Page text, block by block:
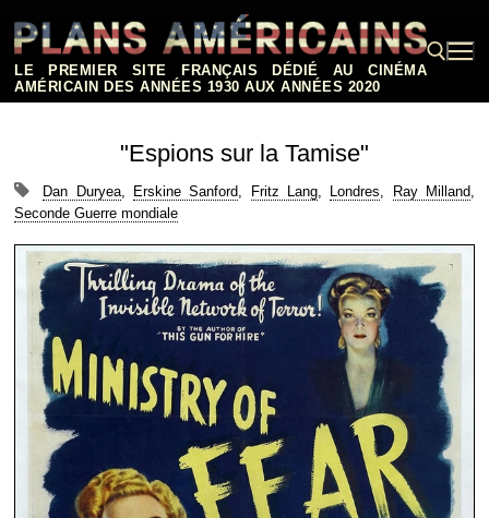
contenu
LE PREMIER SITE FRANÇAIS DÉDIÉ AU CINÉMA
AMÉRICAIN DES ANNÉES 1930 AUX ANNÉES 2020
"Espions sur la Tamise"
Dan Duryea, Erskine Sanford, Fritz Lang, Londres, Ray Milland,
Seconde Guerre mondiale